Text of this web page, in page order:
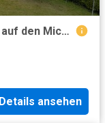
Voll möbliertes Apartment mit Blick auf den Michaelsberg + Tiefgaragenstellplatz!
Details ansehen